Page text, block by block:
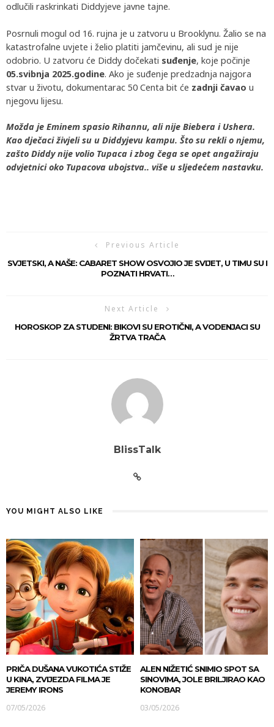
odlučili raskrinkati Diddyjeve javne tajne.
Posrnuli mogul od 16. rujna je u zatvoru u Brooklynu. Žalio se na
katastrofalne uvjete i želio platiti jamčevinu, ali sud je nije
odobrio. U zatvoru će Diddy dočekati suđenje, koje počinje
05.svibnja 2025.godine. Ako je suđenje predzadnja najgora
stvar u životu, dokumentarac 50 Centa bit će zadnji čavao u
njegovu lijesu.
Možda je Eminem spasio Rihannu, ali nije Biebera i Ushera.
Kao dječaci živjeli su u Diddyjevu kampu. Što su rekli o njemu,
zašto Diddy nije volio Tupaca i zbog čega se opet angažiraju
odvjetnici oko Tupacova ubojstva.. više u sljedećem nastavku.
Previous Article
SVJETSKI, A NAŠE: CABARET SHOW OSVOJIO JE SVIJET, U TIMU SU I
POZNATI HRVATI…
Next Article
HOROSKOP ZA STUDENI: BIKOVI SU EROTIČNI, A VODENJACI SU
ŽRTVA TRAČA
BlissTalk
YOU MIGHT ALSO LIKE
PRIČA DUŠANA VUKOTIĆA STIŽE
U KINA, ZVIJEZDA FILMA JE
JEREMY IRONS
07/05/2026
ALEN NIŽETIĆ SNIMIO SPOT SA
SINOVIMA, JOLE BRILJIRAO KAO
KONOBAR
03/05/2026